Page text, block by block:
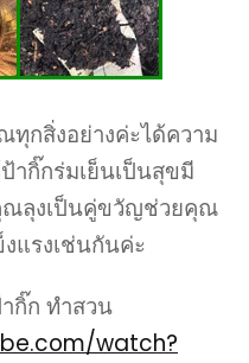
กสิ่งอย่างค่ะได้ความ
ากิ๊กร่มเย็นเป็นสุขมี
ณลุงเป็นคู่ขวัญช่วยคุณ
แรงเช่นกันค่ะ
กิ๊ก ทําสวน
watch?